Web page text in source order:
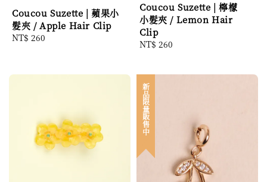
Coucou Suzette | 蘋果小
髮夾 / Apple Hair Clip
Regular
NT$ 260
Coucou Suzette | 檸檬
小髮夾 / Lemon Hair
Clip
Regular
NT$ 260
新品限量販售中